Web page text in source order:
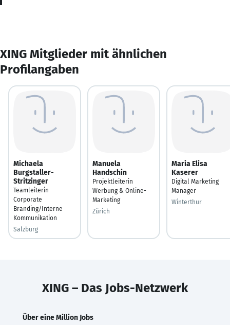
XING Mitglieder mit ähnlichen
Profilangaben
Michaela
Burgstaller-
Stritzinger
Teamleiterin
Corporate
Branding/Interne
Kommunikation
Salzburg
Manuela
Handschin
Projektleiterin
Werbung & Online-
Marketing
Zürich
Maria Elisa
Kaserer
Digital Marketing
Manager
Winterthur
XING – Das Jobs-Netzwerk
Über eine Million Jobs